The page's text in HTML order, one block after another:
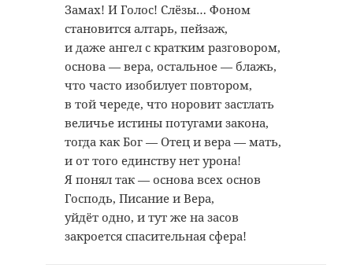
Замах! И Голос! Слёзы… Фоном
становится алтарь, пейзаж,
и даже ангел с кратким разговором,
основа — вера, остальное — блажь,
что часто изобилует повтором,
в той череде, что норовит застлать
величье истины потугами закона,
тогда как Бог — Отец и вера — мать,
и от того единству нет урона!
Я понял так — основа всех основ
Господь, Писание и Вера,
уйдёт одно, и тут же на засов
закроется спасительная сфера!